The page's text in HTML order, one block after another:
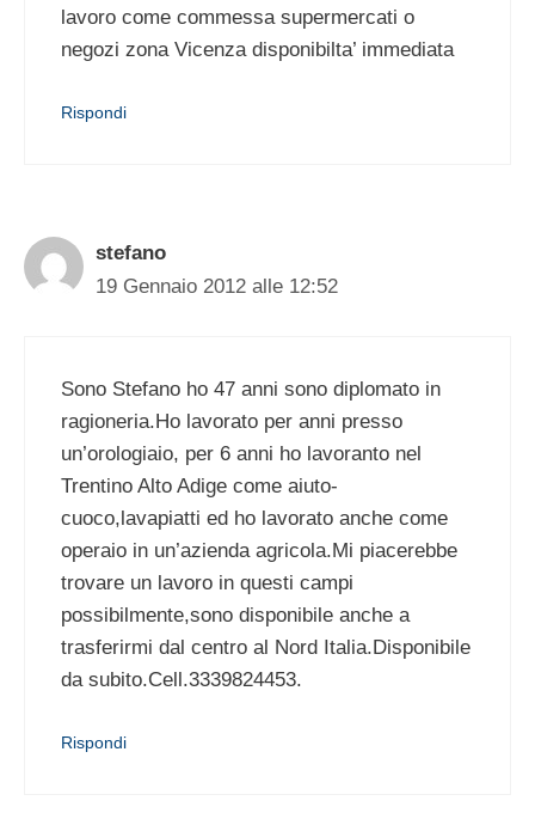
lavoro come commessa supermercati o
negozi zona Vicenza disponibilta’ immediata
Rispondi
stefano
19 Gennaio 2012 alle 12:52
Sono Stefano ho 47 anni sono diplomato in
ragioneria.Ho lavorato per anni presso
un’orologiaio, per 6 anni ho lavoranto nel
Trentino Alto Adige come aiuto-
cuoco,lavapiatti ed ho lavorato anche come
operaio in un’azienda agricola.Mi piacerebbe
trovare un lavoro in questi campi
possibilmente,sono disponibile anche a
trasferirmi dal centro al Nord Italia.Disponibile
da subito.Cell.3339824453.
Rispondi